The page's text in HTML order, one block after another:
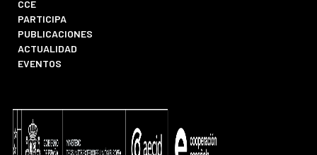
CCE
PARTICIPA
PUBLICACIONES
ACTUALIDAD
EVENTOS